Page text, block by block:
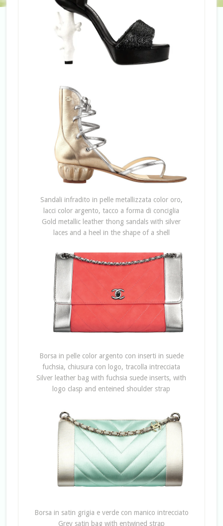
Sandali infradito in pelle metallizzata color oro,
lacci color argento, tacco a forma di conciglia
Gold metallic leather thong sandals with silver
laces and a heel in the shape of a shell
Borsa in pelle color argento con inserti in suede
fuchsia, chiusura con logo, tracolla intrecciata
Silver leather bag with fuchsia suede inserts, with
logo clasp and enteined shoulder strap
Borsa in satin grigia e verde con manico intrecciato
Grey satin bag with entwined strap